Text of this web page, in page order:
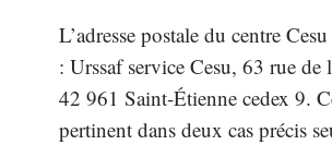
L’adresse postale du centre
: Urssaf service Cesu, 63 rue de
42 961 Saint-Étienne cedex 9.
pertinent dans deux cas précis